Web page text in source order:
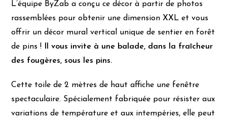
L’équipe ByZab a conçu ce décor à partir de photos
rassemblées pour obtenir une dimension XXL et vous
offrir un décor mural vertical unique de sentier en forêt
de pins !
Il vous invite à une balade, dans la fraîcheur
des fougères, sous les pins.
Cette toile de 2 mètres de haut affiche une fenêtre
spectaculaire. Spécialement fabriquée pour résister aux
variations de température et aux intempéries, elle peut